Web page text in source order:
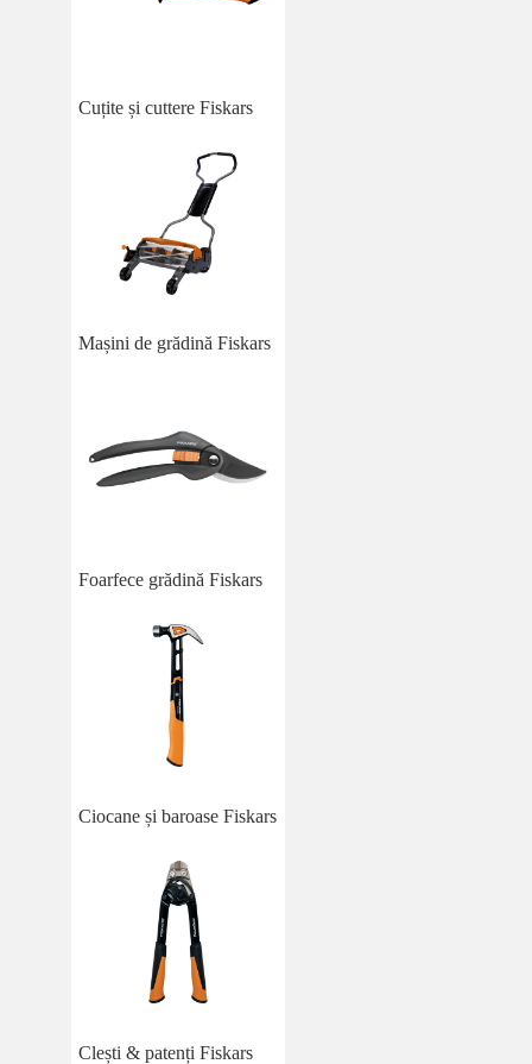
Cuțite și cuttere Fiskars
Mașini de grădină Fiskars
Foarfece grădină Fiskars
Ciocane și baroase Fiskars
Clești & patenți Fiskars